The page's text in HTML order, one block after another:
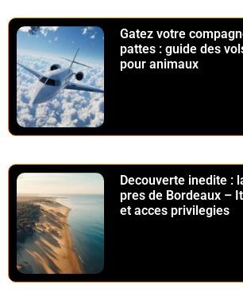
Gatez votre
pattes : guide des
pour animaux
Decouverte inedite :
pres de Bordeaux –
et acces privilegies